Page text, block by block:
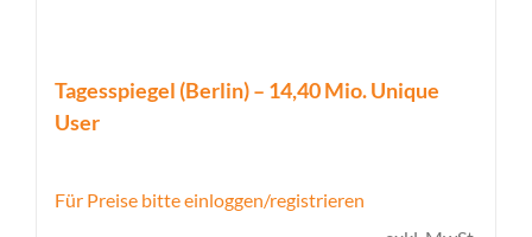
Tagesspiegel (Berlin) – 14,40 Mio. Unique
User
Für Preise bitte einloggen/registrieren